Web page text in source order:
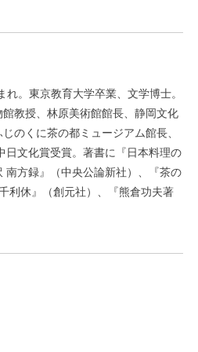
。東京教育大学卒業、文学博士。
教授、林原美術館館長、静岡文化
のくに茶の都ミュージアム館長、
文化賞受賞。著書に『日本料理の
方録』（中央公論新社）、『茶の
利休』（創元社）、『熊倉功夫著